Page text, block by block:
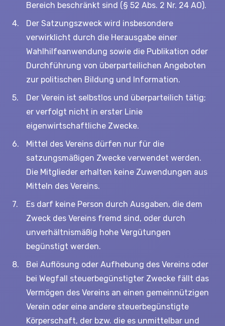
Bereich beschränkt sind (§ 52 Abs. 2 Nr. 24 AO).
Der Satzungszweck wird insbesondere
verwirklicht durch die Herausgabe einer
Wahlhilfeanwendung sowie die Publikation oder
Durchführung von überparteilichen Angeboten
zur politischen Bildung und Information.
Der Verein ist selbstlos und überparteilich tätig;
er verfolgt nicht in erster Linie
eigenwirtschaftliche Zwecke.
Mittel des Vereins dürfen nur für die
satzungsmäßigen Zwecke verwendet werden.
Die Mitglieder erhalten keine Zuwendungen aus
Mitteln des Vereins.
Es darf keine Person durch Ausgaben, die dem
Zweck des Vereins fremd sind, oder durch
unverhältnismäßig hohe Vergütungen
begünstigt werden.
Bei Auflösung oder Aufhebung des Vereins oder
bei Wegfall steuerbegünstigter Zwecke fällt das
Vermögen des Vereins an einen gemeinnützigen
Verein oder eine andere steuerbegünstigte
Körperschaft, der bzw. die es unmittelbar und